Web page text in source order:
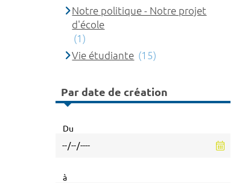
Notre politique - Notre projet
d'école
(1)
Vie étudiante (15)
Par date de création
Du
à